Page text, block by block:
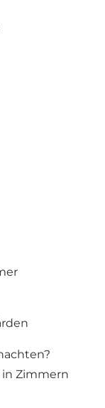
in Zimmern